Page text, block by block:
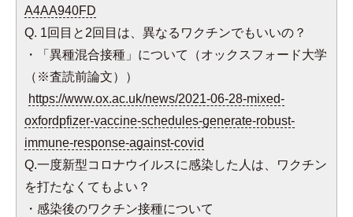
A4AA940FD
Q. 1回目と2回目は、異なるワクチンでもいいの？
・「異種混合接種」について（オックスフォード大学
（※査読前論文））
https://www.ox.ac.uk/news/2021-06-28-mixed-
oxfordpfizer-vaccine-schedules-generate-robust-
immune-response-against-covid
Q.一度新型コロナウイルスに感染した人は、ワクチン
を打たなくてもよい？
・感染後のワクチン接種について